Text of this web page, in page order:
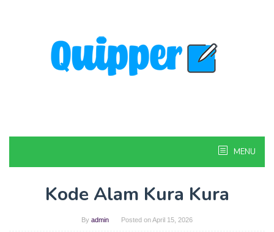
MENU
Kode Alam Kura Kura
By admin Posted onApril 15, 2026